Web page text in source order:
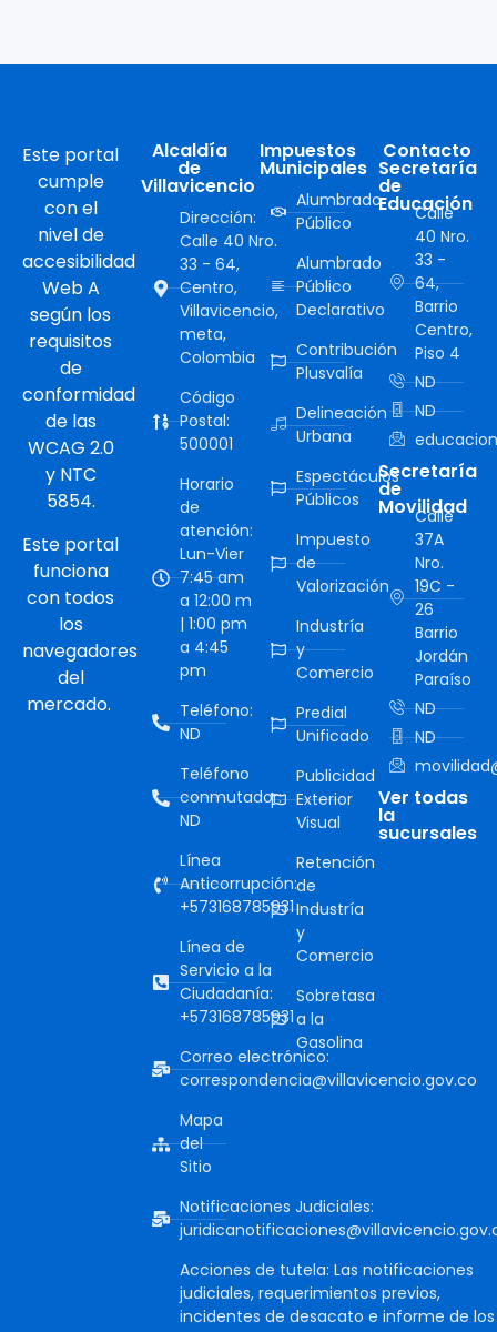
Este portal
cumple
con el
nivel de
accesibilidad
Web A
según los
requisitos
de
conformidad
de las
WCAG 2.0
y NTC
5854.
Este portal
funciona
con todos
los
navegadores
del
mercado.
Alcaldía
de
Villavicencio
Dirección:
Calle 40 Nro.
33 - 64,
Centro,
Villavicencio,
meta,
Colombia
Código
Postal:
500001
Horario
de
atención:
Lun-Vier
7:45 am
a 12:00 m
| 1:00 pm
a 4:45
pm
Teléfono:
ND
Teléfono
conmutador:
ND
Línea
Anticorrupción:
+573168785931
Línea de
Servicio a la
Ciudadanía:
+573168785931
Correo electrónico:
correspondencia@villavicencio.gov.co
Mapa
del
Sitio
Notificaciones Judiciales:
Acciones de tutela: Las notificaciones
judiciales, requerimientos previos,
incidentes de desacato e informe de los
Impuestos
Municipales
Alumbrado
Público
Alumbrado
Público
Declarativo
Contribución
Plusvalía
Delineación
Urbana
Espectáculos
Públicos
Impuesto
de
Valorización
Industría
y
Comercio
Predial
Unificado
Publicidad
Exterior
Visual
Retención
de
Industría
y
Comercio
Sobretasa
a la
Gasolina
Contacto
Secretaría
de
Educación
Calle
40 Nro.
33 -
64,
Barrio
Centro,
Piso 4
ND
ND
Secretaría
de
Movilidad
Calle
37A
Nro.
19C -
26
Barrio
Jordán
Paraíso
ND
ND
Ver todas
la
sucursales